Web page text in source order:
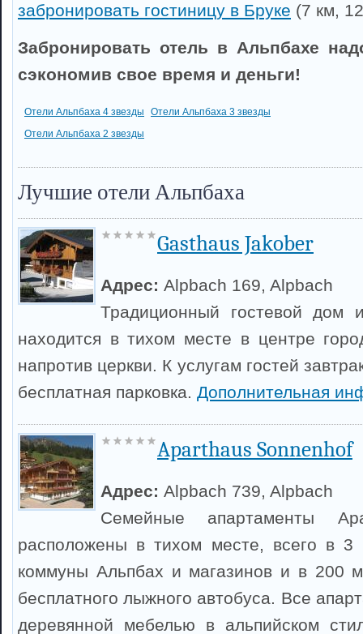
забронировать гостиницу в Бруке (7 км,
Забронировать отель в Альпбахе
сэкономив свое время и деньги!
Отели Альпбаха 4 звезды
Отели Альпбаха 3 звезды
Отели Альпбаха 2 звезды
Лучшие отели Альпбаха
Gasthaus Jakober
Адрес: Alpbach 169, Alpbach
Традиционный гостевой дом
находится в тихом месте в центре
напротив церкви. К услугам гостей
бесплатная парковка. Дополнительная
Aparthaus Sonnenhof
Адрес: Alpbach 739, Alpbach
Семейные апартаменты
расположены в тихом месте, всего в 3
коммуны Альпбах и магазинов и в 200
бесплатного лыжного автобуса. Все
деревянной мебелью в альпийском